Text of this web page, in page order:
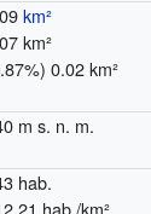
km²
km²
0.02 km²
m s. n. m.
hab.
hab./km²